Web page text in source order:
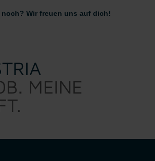
Wir freuen uns auf dich!
MEINE